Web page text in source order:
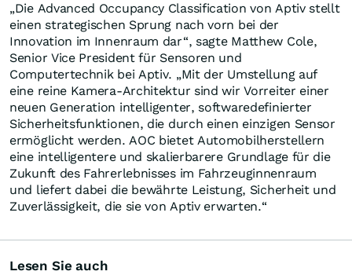
„Die Advanced Occupancy Classification von Aptiv stellt
einen strategischen Sprung nach vorn bei der
Innovation im Innenraum dar“, sagte Matthew Cole,
Senior Vice President für Sensoren und
Computertechnik bei Aptiv. „Mit der Umstellung auf
eine reine Kamera-Architektur sind wir Vorreiter einer
neuen Generation intelligenter, softwaredefinierter
Sicherheitsfunktionen, die durch einen einzigen Sensor
ermöglicht werden. AOC bietet Automobilherstellern
eine intelligentere und skalierbarere Grundlage für die
Zukunft des Fahrerlebnisses im Fahrzeuginnenraum
und liefert dabei die bewährte Leistung, Sicherheit und
Zuverlässigkeit, die sie von Aptiv erwarten.“
Lesen Sie auch